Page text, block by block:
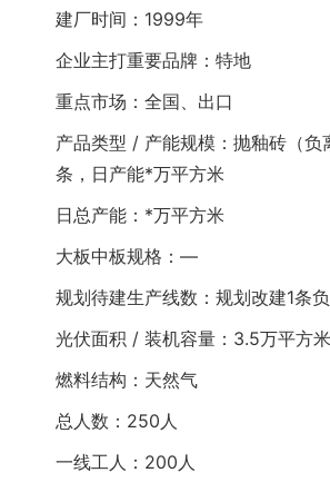
建厂时间：1999年
企业主打重要品牌：特地
重点市场：全国、出口
产品类型 / 产能规模：抛釉砖（负
条，日产能*万平方米
日总产能：*万平方米
大板中板规格：—
规划待建生产线数：规划改建1条
光伏面积 / 装机容量：3.5万平方
燃料结构：天然气
总人数：250人
一线工人：200人